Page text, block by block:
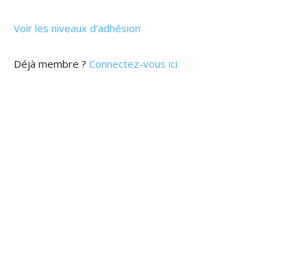
Voir les niveaux d’adhésion
Déjà membre ? Connectez-vous ici